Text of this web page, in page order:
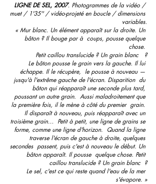
LIGNE DE SEL, 2007. Photogrammes de la vidéo /
muet / 1'35'' / vidéo-projeté en boucle / dimensions
variables.
bâton ? Il bouge par à  coups, pousse quelque
chose.
Petit caillou translucide ? Un grain blanc   ?
échappe. Il le récupère,  le pousse à nouveau —
jusqu'à l'extrême gauche de l'écran. Disparition  du
bâton qui réapparaît une seconde plus tard,
poussant un autre grain.  Aussi maladroitement que
la première fois, il le mène à côté du premier  grain.
Il disparaît à nouveau, puis réapparaît avec un
troisième grain…  Petit à petit, une ligne de grains se
forme, comme une ligne d'horizon.  Quand la ligne
traverse l'écran de gauche à droite, quelques
secondes  passent, puis c'est à nouveau le début. Un
bâton apparaît. Il pousse  quelque chose. Petit
caillou translucide ? Un grain blanc  ?
Le sel, c'est ce qui reste quand l'eau de la mer
s'évapore. »